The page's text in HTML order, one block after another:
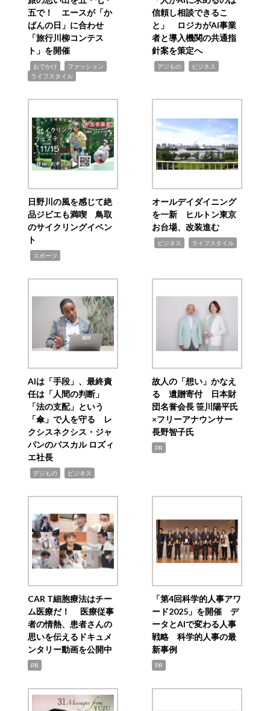
五で！ エースが「か
ばんの日」に合わせ
「旅行川柳コンテス
ト」を開催
おでかけ ファッション
ライフスタイル
信頼し相談できるこ
と」 ロジカがAI事業
者と導入機関の共通指
針案を策定へ
デジもの ビジネス
日野川の風を感じて絶
品ジビエも満喫 鳥取
のサイクリングイベン
ト
スポーツ
オールデイダイニング
を一新 ヒルトン東京
お台場、改装進む
ビジネス ライフスタイル
AIは「手段」、最終責
任は「人間の判断」
「法の支配」という
「傘」で人を守る レ
クシスネクシス・ジャ
パンのパスカル ロズィ
エ社長
デジもの ビジネス
故人の「想い」かなえ
る 遺贈寄付 日本財
団名誉会長 笹川陽平氏
×フリーアナウンサー
長野智子氏
PR
CAR T細胞療法はチー
ム医療だ！ 医療従事
者の情熱、患者さんの
思いを伝えるドキュメ
ンタリー動画を公開中
PR
「第4回科学的人事アワ
ード2025」を開催 デ
ータとAIで変わる人事
戦略 科学的人事の最
新事例
PR